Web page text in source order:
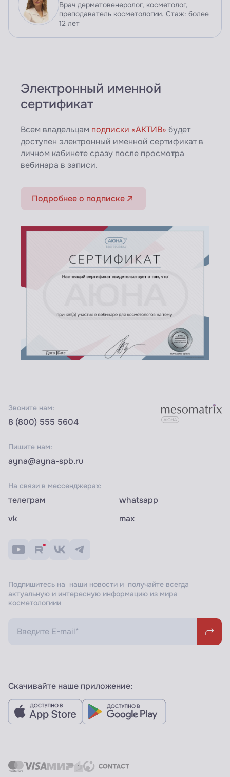
Врач дерматовенеролог, косметолог,
преподаватель косметологии. Стаж: более
12 лет
Электронный именной
сертификат
Всем владельцам подписки «АКТИВ» будет
доступен электронный именной сертификат в
личном кабинете сразу после просмотра
вебинара в записи.
Подробнее о подписке
Звоните нам:
8 (800) 555 5604
Пишите нам:
ayna@ayna-spb.ru
На связи в мессенджерах:
телеграм
whatsapp
vk
max
Подпишитесь на наши новости и получайте всегда
актуальную и интересную информацию из мира
косметологиии
Скачивайте наше приложение: